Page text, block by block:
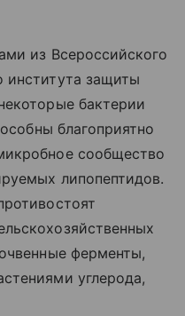
из Всероссийского
института защиты
бактерии
благоприятно
сообщество
липопептидов.
ферменты,
углерода,